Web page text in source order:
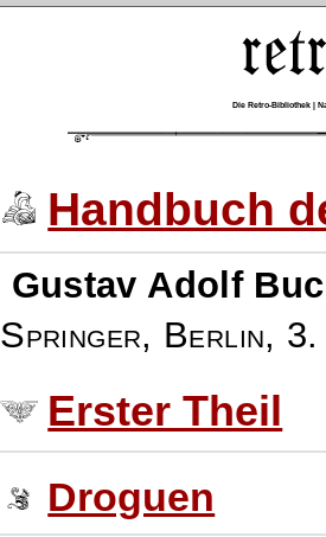
Die Retro-Bibliothek |
Handbuch
Gustav Adolf
Springer, Berlin,
Erster Theil
Droguen